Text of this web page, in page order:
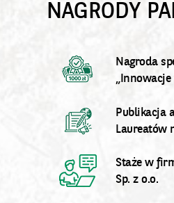
NAGRODY
Nagroda
Publikacja
Laureatów
Staże w
Sp. z o.o.